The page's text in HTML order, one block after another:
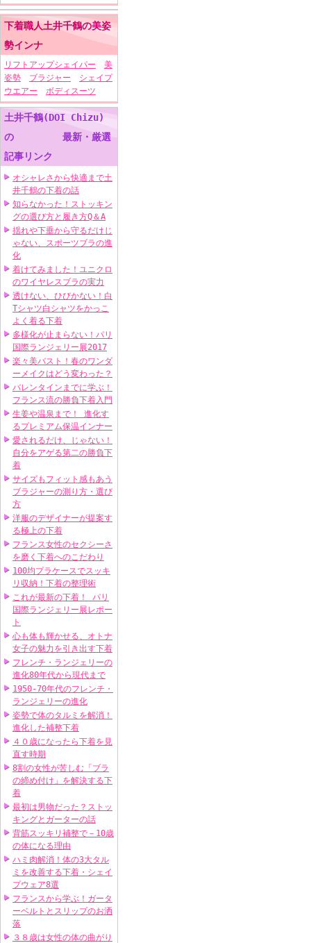
下着職人土井千鶴の美姿
勢インナ
リフトアップシェイパー
美
姿勢
ブラジャー
シェイプ
ウエアー
ボディスーツ
土井千鶴(DOI Chizu)
の 最新・厳選
記事リンク
オシャレさから快適まで土
井千鶴の下着の話
知らなかった！ストッキン
グの選び方と履き方Q＆A
揺れや下垂から守るだけじ
ゃない、スポーツブラの進
化
着けてみました！ユニクロ
のワイヤレスブラの実力
透けない、ひびかない！白
Tシャツ白シャツをかっこ
よく着る下着
多様化が止まらない！パリ
国際ランジェリー展2017
楽々美バスト！春のワンダ
ーメイクはどう変わった？
バレンタインまでに学ぶ！
フランス流の勝負下着入門
生姜や温泉まで！ 進化す
るプレミアム保温インナー
愛されるだけ、じゃない！
自分をアゲる第二の勝負下
着
サイズもフィット感もあう
ブラジャーの測り方・選び
方
洋服のデザイナーが提案す
る極上の下着
フランス女性のセクシーさ
を磨く下着へのこだわり
100均プラケースでスッキ
リ収納！下着の整理術
これが最新の下着！ パリ
国際ランジェリー展レポー
ト
心も体も輝かせる、オトナ
女子の魅力を引き出す下着
フレンチ・ランジェリーの
進化80年代から現代まで
1950-70年代のフレンチ・
ランジェリーの進化
姿勢で体のタルミを解消！
進化した補整下着
４０歳になったら下着を見
直す時期
8割の女性が苦しむ「ブラ
の締め付け」を解決する下
着
最初は男物だった？ストッ
キングとガーターの話
背筋スッキリ補整で－10歳
の体になる理由
ハミ肉解消！体の3大タル
ミを改善する下着・シェイ
プウェア8選
フランスから学ぶ！ガータ
ーベルトとスリップのお洒
落
３８歳は女性の体の曲がり